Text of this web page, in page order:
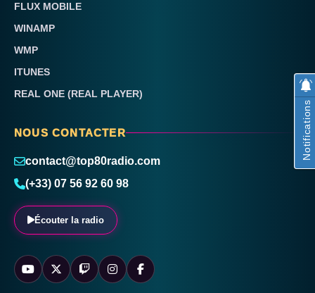
FLUX MOBILE
WINAMP
WMP
ITUNES
REAL ONE (REAL PLAYER)
NOUS CONTACTER
contact@top80radio.com
(+33) 07 56 92 60 98
Écouter la radio
Notifications